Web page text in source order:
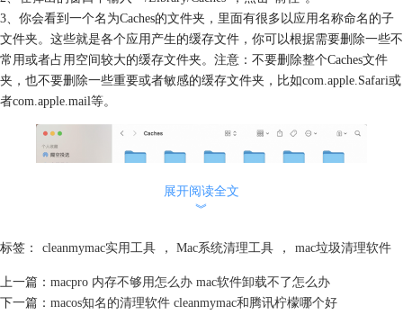
3、你会看到一个名为Caches的文件夹，里面有很多以应用名称命名的子
文件夹。这些就是各个应用产生的缓存文件，你可以根据需要删除一些不
常用或者占用空间较大的缓存文件夹。注意：不要删除整个Caches文件
夹，也不要删除一些重要或者敏感的缓存文件夹，比如com.apple.Safari或
者com.apple.mail等。
图2：Caches文件夹
展开阅读全文
︾
标签： cleanmymac实用工具 ， Mac系统清理工具 ， mac垃圾清理软件
上一篇： macpro 内存不够用怎么办 mac软件卸载不了怎么办
下一篇： macos知名的清理软件 cleanmymac和腾讯柠檬哪个好